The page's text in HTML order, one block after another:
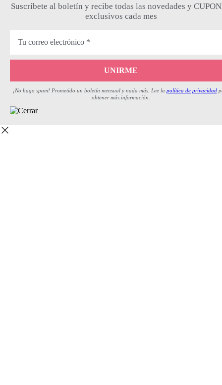
Suscríbete al boletín y recibe todas las novedades y
exclusivos cada mes
¡No hago spam! Prometido un boletín mensual y nada más. Lee la política de privacidad
obtener más información.